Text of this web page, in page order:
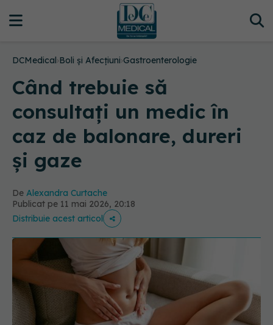
DCMedical›Boli și Afecțiuni›Gastroenterologie
Când trebuie să
consultați un medic în
caz de balonare, dureri
și gaze
De Alexandra Curtache
Publicat pe 11 mai 2026, 20:18
Distribuie acest articol